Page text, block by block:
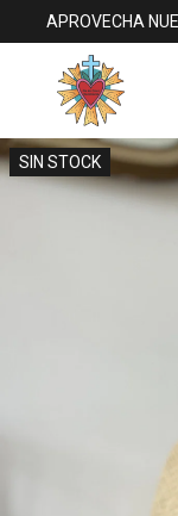
APROVECHA
SIN STOCK